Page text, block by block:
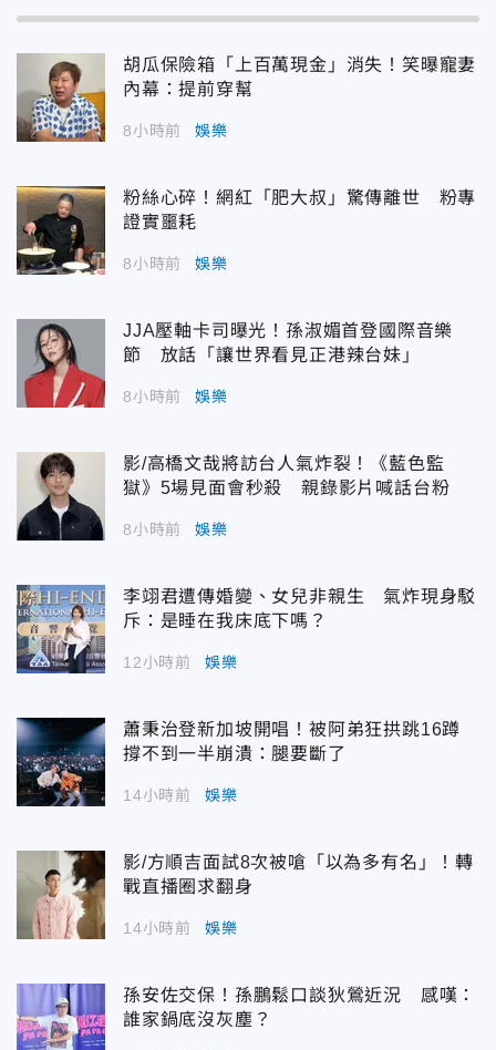
胡瓜保險箱「上百萬現金」消失！笑曝寵妻
內幕：提前穿幫
8小時前 娛樂
粉絲心碎！網紅「肥大叔」驚傳離世 粉專
證實噩耗
8小時前 娛樂
JJA壓軸卡司曝光！孫淑媚首登國際音樂
節 放話「讓世界看見正港辣台妹」
8小時前 娛樂
影/高橋文哉將訪台人氣炸裂！《藍色監
獄》5場見面會秒殺 親錄影片喊話台粉
8小時前 娛樂
李翊君遭傳婚變、女兒非親生 氣炸現身駁
斥：是睡在我床底下嗎？
12小時前 娛樂
蕭秉治登新加坡開唱！被阿弟狂拱跳16蹲
撐不到一半崩潰：腿要斷了
14小時前 娛樂
影/方順吉面試8次被嗆「以為多有名」！轉
戰直播圈求翻身
14小時前 娛樂
孫安佐交保！孫鵬鬆口談狄鶯近況 感嘆：
誰家鍋底沒灰塵？